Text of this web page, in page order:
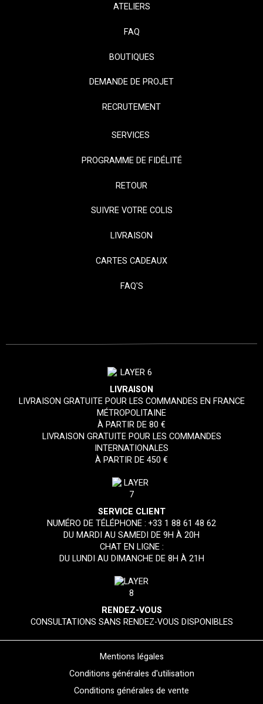
ATELIERS
FAQ
BOUTIQUES
DEMANDE DE PROJET
RECRUTEMENT
SERVICES
PROGRAMME DE FIDÉLITÉ
RETOUR
SUIVRE VOTRE COLIS
LIVRAISON
CARTES CADEAUX
FAQ'S
LIVRAISON
LIVRAISON GRATUITE POUR LES COMMANDES EN FRANCE
MÉTROPOLITAINE
À PARTIR DE 80 €
LIVRAISON GRATUITE POUR LES COMMANDES
INTERNATIONALES
À PARTIR DE 450 €
SERVICE CLIENT
NUMÉRO DE TÉLÉPHONE :+33 1 88 61 48 62
DU MARDI AU SAMEDI DE 9H À 20H
CHAT EN LIGNE :
DU LUNDI AU DIMANCHE DE 8H À 21H
RENDEZ-VOUS
CONSULTATIONS SANS RENDEZ-VOUS DISPONIBLES
Mentions légales
Conditions générales d'utilisation
Conditions générales de vente